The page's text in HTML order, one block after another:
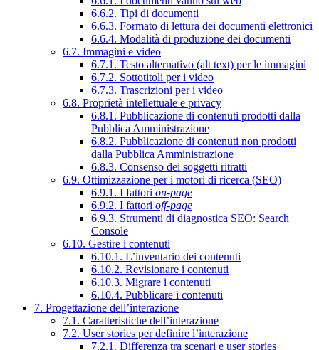
6.6.2. Tipi di documenti
6.6.3. Formato di lettura dei documenti elettronici
6.6.4. Modalità di produzione dei documenti
6.7. Immagini e video
6.7.1. Testo alternativo (alt text) per le immagini
6.7.2. Sottotitoli per i video
6.7.3. Trascrizioni per i video
6.8. Proprietà intellettuale e privacy
6.8.1. Pubblicazione di contenuti prodotti dalla
Pubblica Amministrazione
6.8.2. Pubblicazione di contenuti non prodotti
dalla Pubblica Amministrazione
6.8.3. Consenso dei soggetti ritratti
6.9. Ottimizzazione per i motori di ricerca (SEO)
6.9.1. I fattori on-page
6.9.2. I fattori off-page
6.9.3. Strumenti di diagnostica SEO: Search
Console
6.10. Gestire i contenuti
6.10.1. L’inventario dei contenuti
6.10.2. Revisionare i contenuti
6.10.3. Migrare i contenuti
6.10.4. Pubblicare i contenuti
7. Progettazione dell’interazione
7.1. Caratteristiche dell’interazione
7.2. User stories per definire l’interazione
7.2.1. Differenza tra scenari e user stories